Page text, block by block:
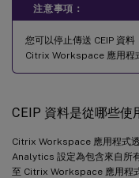
注意事項：
您可以停止傳送 CEIP 資
Citrix Workspace 應用程
CEIP 資料是從哪些使
Citrix Workspace 應用程式
Analytics 設定為包含來自所
至 Citrix Workspace 應用程